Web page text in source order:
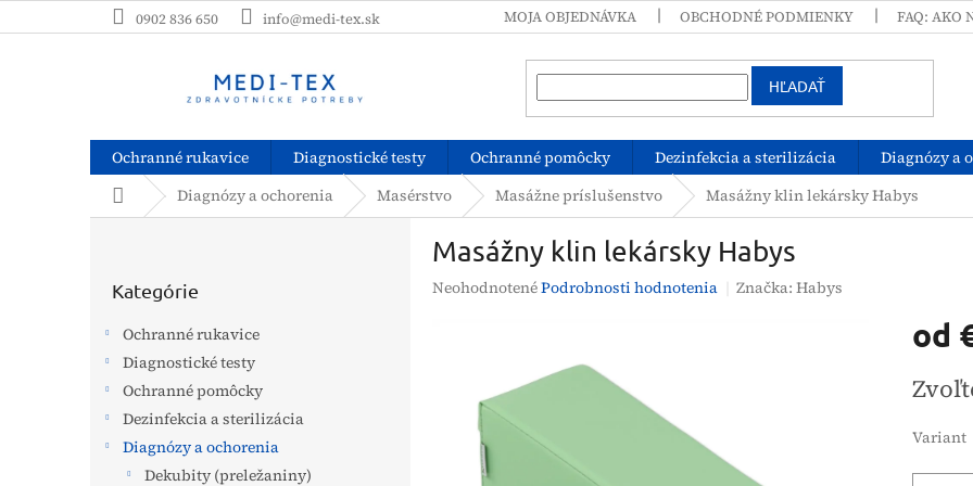
na
0902 836 650 info@medi-tex.sk MOJA OBJEDNÁVKA OBCHODNÉ PODMIENKY FAQ: AKO
HĽADAŤ
Ochranné rukavice Diagnostické testy Ochranné pomôcky Dezinfekcia a sterilizácia Diagnózy a
DomovDiagnózy a ochorenia Masérstvo Masážne príslušenstvo Masážny klin lekársky Habys
kategórie
Kategórie
Ochranné rukavice
Diagnostické testy
Ochranné pomôcky
Dezinfekcia a sterilizácia
Diagnózy a ochorenia
Dekubity (preležaniny)
Masážny klin lekársky Habys
Priemerné
hviezdičiek.
NeohodnotenéPodrobnosti hodnotenia Značka:Habys
od
cena:
Variant